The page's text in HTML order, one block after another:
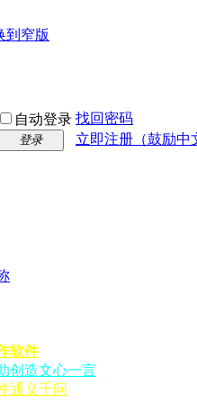
到窄版
自动登录 找回密码
登录 立即注册（鼓励中
软件
创造文心一言
通义千问